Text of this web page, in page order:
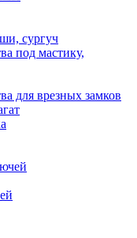
сургуч
под мастику,
для врезных замков